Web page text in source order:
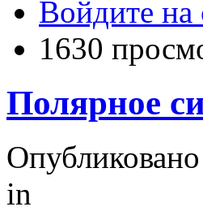
Войдите на
1630
Полярное
in